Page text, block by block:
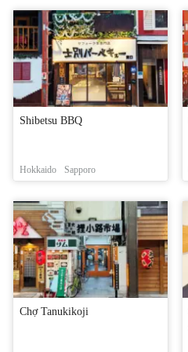
Shibetsu BBQ
Hokkaido Sapporo
Chợ Tanukikoji